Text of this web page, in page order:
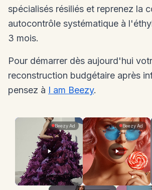
spécialisés résiliés et reprenez la
autocontrôle systématique à
3 mois.
Pour démarrer dès aujourd'hui
reconstruction budgétaire après
pensez à I am Beezy.